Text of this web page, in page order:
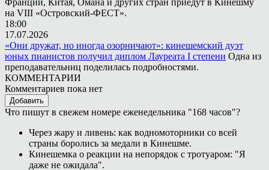
на VIII «Островский-ФЕСТ».
18:00
17.07.2026
«Они дружат, но иногда озорничают»: кинешемский дуэт
юных пианистов получил диплом Лауреата I степени Одна из
преподавательниц поделилась подробностями.
КОММЕНТАРИИ
Комментариев пока нет
Добавить
Что пишут в свежем номере еженедельника "168 часов"?
Через жару и ливень: как водномоторники со всей
страны боролись за медали в Кинешме.
Кинешемка о реакции на непорядок с тротуаром: "Я
даже не ожидала".